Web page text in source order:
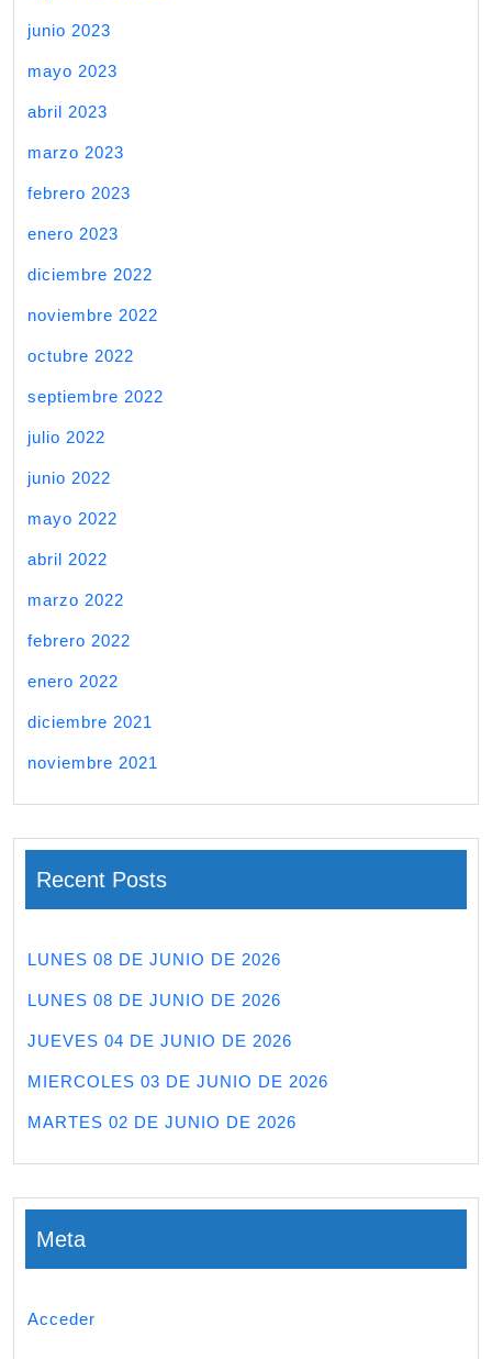
junio 2023
mayo 2023
abril 2023
marzo 2023
febrero 2023
enero 2023
diciembre 2022
noviembre 2022
octubre 2022
septiembre 2022
julio 2022
junio 2022
mayo 2022
abril 2022
marzo 2022
febrero 2022
enero 2022
diciembre 2021
noviembre 2021
Recent Posts
LUNES 08 DE JUNIO DE 2026
LUNES 08 DE JUNIO DE 2026
JUEVES 04 DE JUNIO DE 2026
MIERCOLES 03 DE JUNIO DE 2026
MARTES 02 DE JUNIO DE 2026
Meta
Acceder